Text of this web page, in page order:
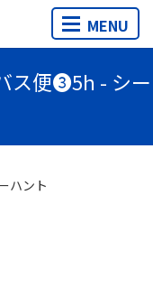
MENU
ス便❸5h - シー
ハント